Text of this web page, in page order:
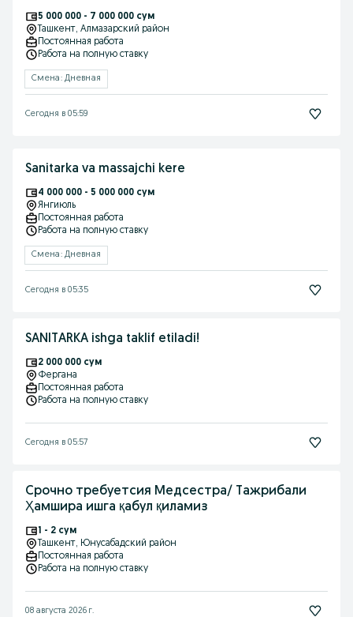
5 000 000 - 7 000 000 сум
Ташкент, Алмазарский район
Постоянная работа
Работа на полную ставку
Смена: Дневная
Сегодня в 05:59
Sanitarka va massajchi kere
4 000 000 - 5 000 000 сум
Янгиюль
Постоянная работа
Работа на полную ставку
Смена: Дневная
Сегодня в 05:35
SANITARKA ishga taklif etiladi!
2 000 000 сум
Фергана
Постоянная работа
Работа на полную ставку
Сегодня в 05:57
Срочно требуетсия Медсестра/ Тажрибали
Ҳамшира ишга қабул қиламиз
1 - 2 сум
Ташкент, Юнусабадский район
Постоянная работа
Работа на полную ставку
08 августа 2026 г.